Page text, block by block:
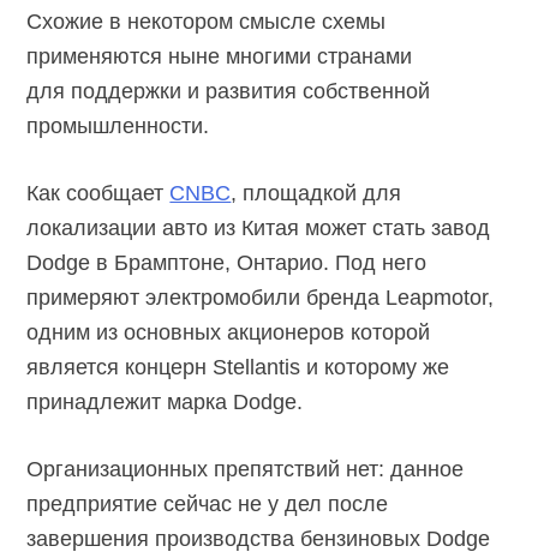
Схожие в некотором смысле схемы
применяются ныне многими странами
для поддержки и развития собственной
промышленности.
Как сообщает CNBC, площадкой для
локализации авто из Китая может стать завод
Dodge в Брамптоне, Онтарио. Под него
примеряют электромобили бренда Leapmotor,
одним из основных акционеров которой
является концерн Stellantis и которому же
принадлежит марка Dodge.
Организационных препятствий нет: данное
предприятие сейчас не у дел после
завершения производства бензиновых Dodge